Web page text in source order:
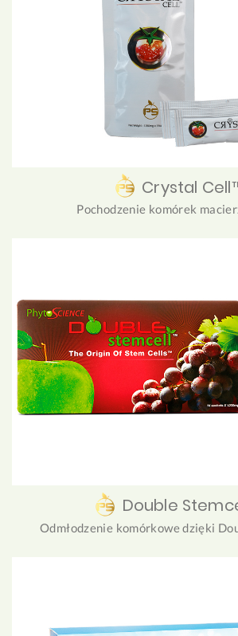
Crystal
Pochodzenie komórek
Double
Odmłodzenie komórkowe dzięki